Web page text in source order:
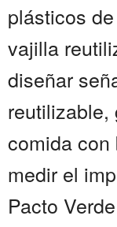
plásticos
vajilla
diseñar
reutilizable,
comida
medir el
Pacto